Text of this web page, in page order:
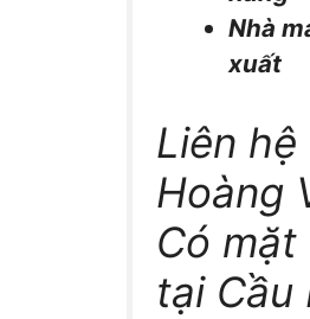
Nhà
xuất
Liên
Hoàng
Có mặt
tại Cầu